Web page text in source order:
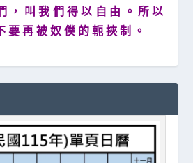
， 叫 我 們 得 以 自 由 。 所 以
要 再 被 奴 僕 的 軛 挾 制 。